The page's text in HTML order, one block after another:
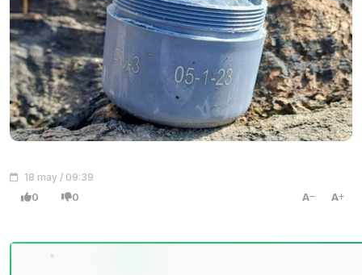
18 may / 09:39
0 0 A A